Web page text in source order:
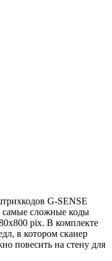
G-SENSE
самые сложные коды
pix. В комплекте
в котором сканер
повесить на стену для